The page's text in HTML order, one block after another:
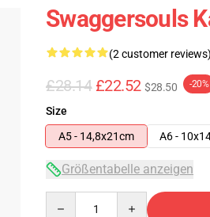
Swaggersouls
(2 customer reviews)
£28.14 £22.52 $28.50 -20%
Size
A5 - 14,8x21cm
A6 -
Größentabelle anzeigen